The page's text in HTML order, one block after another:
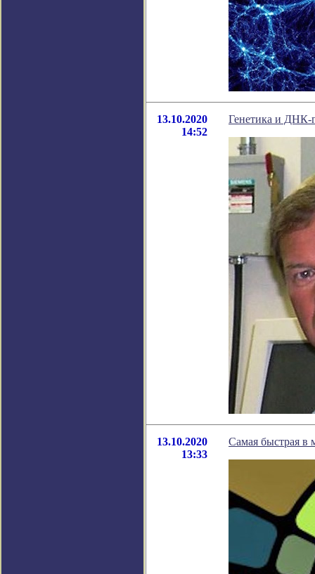
13.10.2020
14:52
Генетика и ДНК-
13.10.2020
13:33
Самая быстрая в